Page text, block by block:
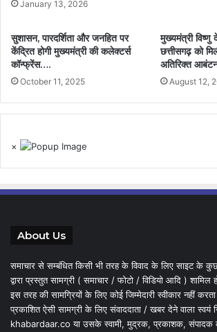
January 13, 2026
सुशासन, पारदर्शिता और जनहित पर
केंद्रित होगी मुख्यमंत्री की कलेक्टर्स
कॉन्फ्रेंस….
October 11, 2025
मुख्यमंत्री
छत्तीसगढ़ को
अतिरिक्त
August 12,
×
About Us
समाचार से सम्बंधित किसी भी तरह के विवाद के लिए साइट के
द्वारा प्रस्तुत सामग्री ( समाचार / फोटो / विडियो आदि )
इस तरह की सामग्रियों के लिए कोई जिम्मेदारी स्वीकार नहीं
प्रकाशित ऐसी सामग्री के लिए संवाददाता / खबर देने वाला स्वयं
khabardaar.co या उसके स्वामी, मुद्रक, प्रकाशक, संपादक की